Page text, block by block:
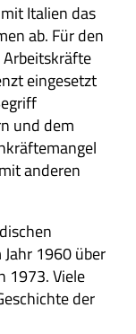
Italien das
ab. Für den
eingesetzt
und dem
anderen
1960 über
1973. Viele
der